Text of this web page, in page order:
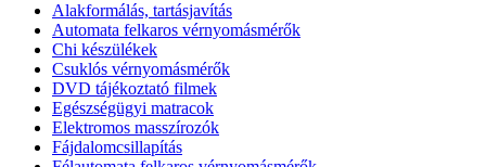
Alakformálás, tartásjavítás
Automata felkaros vérnyomásmérők
Chi készülékek
Csuklós vérnyomásmérők
DVD tájékoztató filmek
Egészségügyi matracok
Elektromos masszírozók
Fájdalomcsillapítás